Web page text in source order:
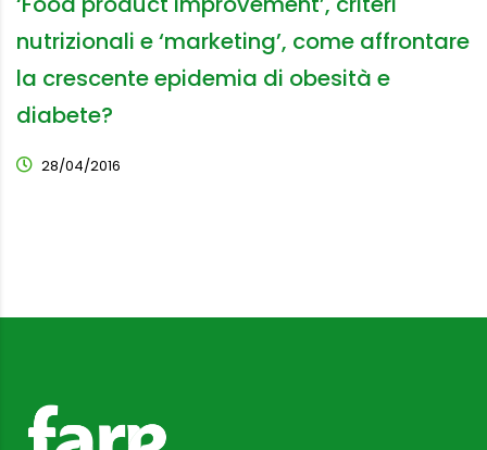
nutrizionali e ‘marketing’, come affrontare
la crescente epidemia di obesità e
diabete?
28/04/2016